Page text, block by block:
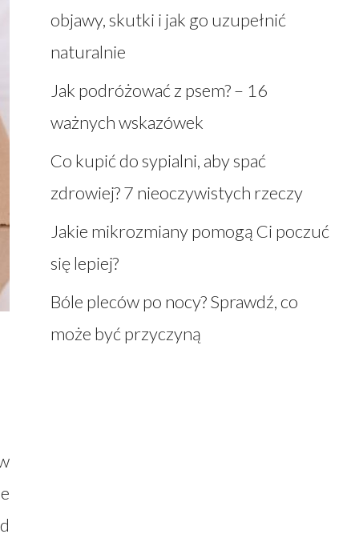
objawy, skutki i jak go uzupełnić
naturalnie
Jak podróżować z psem? – 16
ważnych wskazówek
Co kupić do sypialni, aby spać
zdrowiej? 7 nieoczywistych rzeczy
Jakie mikrozmiany pomogą Ci poczuć
się lepiej?
Bóle pleców po nocy? Sprawdź, co
może być przyczyną